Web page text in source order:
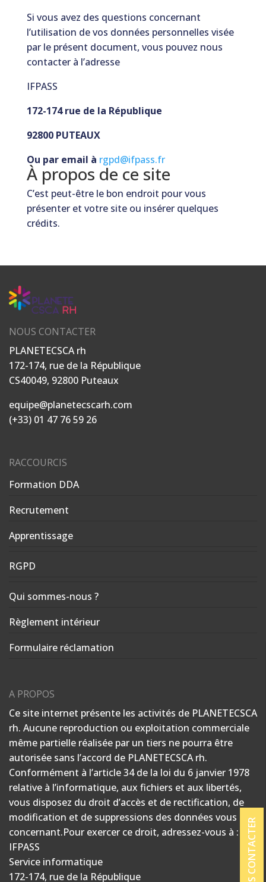
Si vous avez des questions concernant
l’utilisation de vos données personnelles visée
par le présent document, vous pouvez nous
contacter à l’adresse
IFPASS
172-174 rue de la République
92800 PUTEAUX
Ou par email à rgpd@ifpass.fr
À propos de ce site
C’est peut-être le bon endroit pour vous
présenter et votre site ou insérer quelques
crédits.
NOUS CONTACTER
NOUS CONTACTER
PLANETECSCA rh
172-174, rue de la République
CS40049, 92800 Puteaux
equipe@planetecscarh.com
(+33) 01 47 76 59 26
RACCOURCIS
Formation DDA
Recrutement
Apprentissage
RGPD
Qui sommes-nous ?
Règlement intérieur
Formulaire réclamation
A PROPOS
Ce site internet présente les activités de PLANETECSCA
rh. Aucune reproduction ou exploitation commerciale
même partielle réalisée par un tiers ne pourra être
autorisée sans l’accord de PLANETECSCA rh.
Conformément à l’article 34 de la loi du 6 janvier 1978
relative à l’informatique, aux fichiers et aux libertés,
vous disposez du droit d’accès et de rectification, de
modification et de suppressions des données vous
concernant.Pour exercer ce droit, adressez-vous à :
IFPASS
Service informatique
172-174, rue de la République